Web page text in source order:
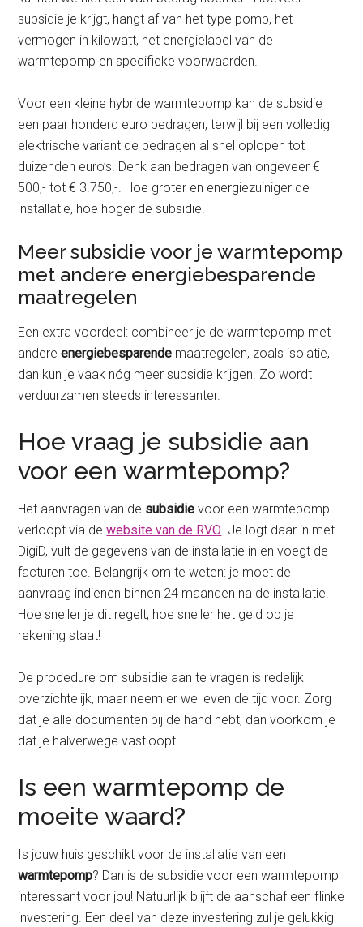
subsidie je krijgt, hangt af van het type pomp, het
vermogen in kilowatt, het energielabel van de
warmtepomp en specifieke voorwaarden.
Voor een kleine hybride warmtepomp kan de subsidie
een paar honderd euro bedragen, terwijl bij een volledig
elektrische variant de bedragen al snel oplopen tot
duizenden euro’s. Denk aan bedragen van ongeveer €
500,- tot € 3.750,-. Hoe groter en energiezuiniger de
installatie, hoe hoger de subsidie.
Meer subsidie voor je warmtepomp
met andere energiebesparende
maatregelen
Een extra voordeel: combineer je de warmtepomp met
andereenergiebesparende maatregelen, zoals isolatie,
dan kun je vaak nóg meer subsidie krijgen. Zo wordt
verduurzamen steeds interessanter.
Hoe vraag je subsidie aan
voor een warmtepomp?
Het aanvragen van de subsidievoor een warmtepomp
verloopt via dewebsite van de RVO. Je logt daar in met
DigiD, vult de gegevens van de installatie in en voegt de
facturen toe. Belangrijk om te weten: je moet de
aanvraag indienen binnen 24 maanden na de installatie.
Hoe sneller je dit regelt, hoe sneller het geld op je
rekening staat!
De procedure om subsidie aan te vragen is redelijk
overzichtelijk, maar neem er wel even de tijd voor. Zorg
dat je alle documenten bij de hand hebt, dan voorkom je
dat je halverwege vastloopt.
Is een warmtepomp de
moeite waard?
Is jouw huis geschikt voor de installatie van een
warmtepomp? Dan is de subsidie voor een warmtepomp
interessant voor jou! Natuurlijk blijft de aanschaf een flinke
investering. Een deel van deze investering zul je gelukkig